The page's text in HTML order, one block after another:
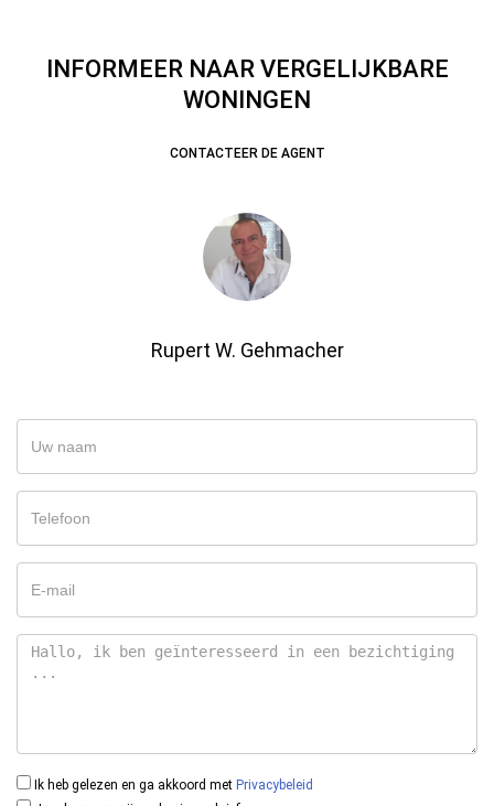
INFORMEER NAAR VERGELIJKBARE
WONINGEN
CONTACTEER DE AGENT
Rupert W. Gehmacher
Ik heb gelezen en ga akkoord met Privacybeleid